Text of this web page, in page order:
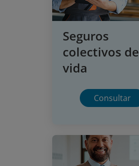
Seguros
colectivos de
vida
Consultar